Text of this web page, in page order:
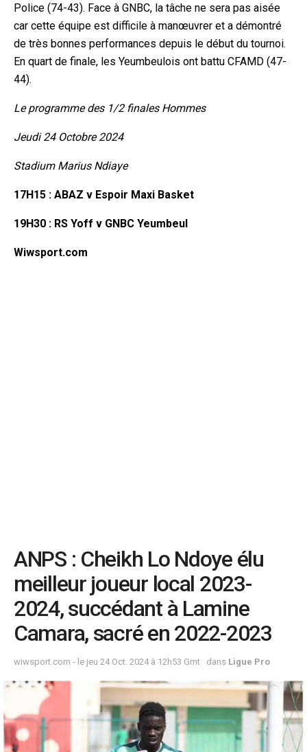
Police (74-43). Face à GNBC, la tâche ne sera pas aisée
car cette équipe est difficile à manœuvrer et a démontré
de très bonnes performances depuis le début du tournoi.
En quart de finale, les Yeumbeulois ont battu CFAMD (47-
44).
Le programme des 1/2 finales Hommes
Jeudi 24 Octobre 2024
Stadium Marius Ndiaye
17H15 : ABAZ v Espoir Maxi Basket
19H30 : RS Yoff v GNBC Yeumbeul
Wiwsport.com
ANPS : Cheikh Lo Ndoye élu
meilleur joueur local 2023-
2024, succédant à Lamine
Camara, sacré en 2022-2023
wiwsport.com - le jeu 24 Oct. 2024 à 12h53 Gmt dans Ligue Pro